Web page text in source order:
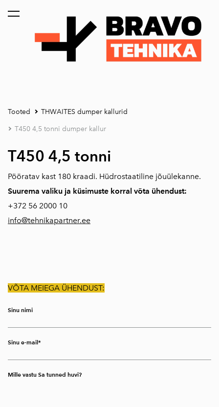
lisati ostukorvi. Vaata ostukorvi
Tooted THWAITES dumper kallurid
T450 4,5 tonni dumper kallur
T450 4,5 tonni
Pööratav kast 180 kraadi. Hüdrostaatiline jõuülekanne.
Suurema valiku ja küsimuste korral võta ühendust:
+372 56 2000 10
info@tehnikapartner.ee
VÕTA MEIEGA ÜHENDUST:
Sinu nimi
Sinu e-mail
Mille vastu Sa tunned huvi?